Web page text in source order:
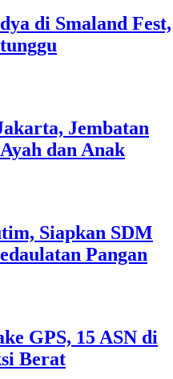
di Smaland Fest,
Jembatan
dan Anak
Siapkan SDM
Pangan
GPS, 15 ASN di
Berat